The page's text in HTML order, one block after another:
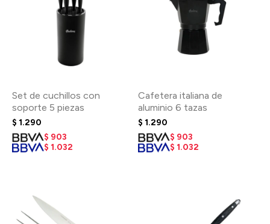
Set de cuchillos con
soporte 5 piezas
$ 1.290
$ 903
$ 1.032
Cafetera italiana de
aluminio 6 tazas
$ 1.290
$ 903
$ 1.032